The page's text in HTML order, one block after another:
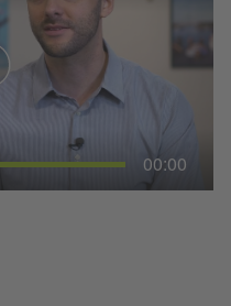
00:00